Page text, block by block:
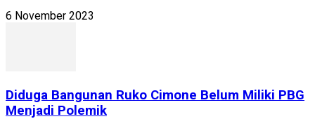
6 November 2023
Diduga Bangunan Ruko Cimone Belum Miliki PBG
Menjadi Polemik